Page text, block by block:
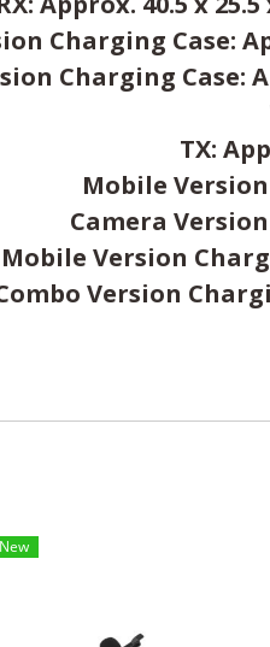
Charging Case:
Charging Case:
TX:
Mobile Version
Camera Version
Mobile Version
Version
New